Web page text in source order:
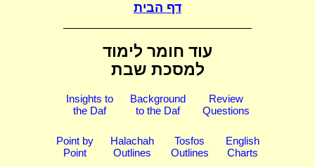
דף הבית
עוד חומר לימוד
למסכת שבת
Insights to
the Daf
Background
to the Daf
Review
Questions
Point by
Point
Halachah
Outlines
Tosfos
Outlines
English
Charts